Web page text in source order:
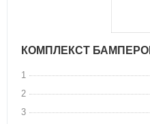
КОМПЛЕКСТ
1
2
3